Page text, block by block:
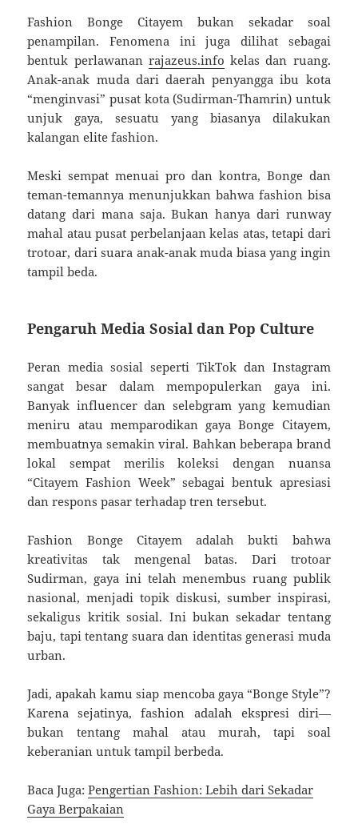
Fashion Bonge Citayem bukan sekadar soal
penampilan. Fenomena ini juga dilihat sebagai
bentuk perlawanan rajazeus.info kelas dan ruang.
Anak-anak muda dari daerah penyangga ibu kota
“menginvasi” pusat kota (Sudirman-Thamrin) untuk
unjuk gaya, sesuatu yang biasanya dilakukan
kalangan elite fashion.
Meski sempat menuai pro dan kontra, Bonge dan
teman-temannya menunjukkan bahwa fashion bisa
datang dari mana saja. Bukan hanya dari runway
mahal atau pusat perbelanjaan kelas atas, tetapi dari
trotoar, dari suara anak-anak muda biasa yang ingin
tampil beda.
Pengaruh Media Sosial dan Pop Culture
Peran media sosial seperti TikTok dan Instagram
sangat besar dalam mempopulerkan gaya ini.
Banyak influencer dan selebgram yang kemudian
meniru atau memparodikan gaya Bonge Citayem,
membuatnya semakin viral. Bahkan beberapa brand
lokal sempat merilis koleksi dengan nuansa
“Citayem Fashion Week” sebagai bentuk apresiasi
dan respons pasar terhadap tren tersebut.
Fashion Bonge Citayem adalah bukti bahwa
kreativitas tak mengenal batas. Dari trotoar
Sudirman, gaya ini telah menembus ruang publik
nasional, menjadi topik diskusi, sumber inspirasi,
sekaligus kritik sosial. Ini bukan sekadar tentang
baju, tapi tentang suara dan identitas generasi muda
urban.
Jadi, apakah kamu siap mencoba gaya “Bonge Style”?
Karena sejatinya, fashion adalah ekspresi diri—
bukan tentang mahal atau murah, tapi soal
keberanian untuk tampil berbeda.
Baca Juga:Pengertian Fashion: Lebih dari Sekadar
Gaya Berpakaian